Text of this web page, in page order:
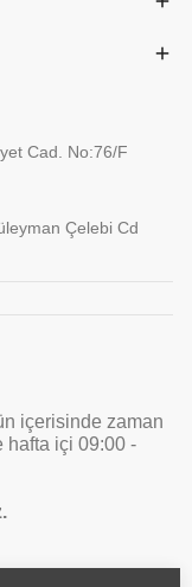
Cad. No:76/F
Çelebi Cd
içerisinde zaman
hafta içi 09:00 -